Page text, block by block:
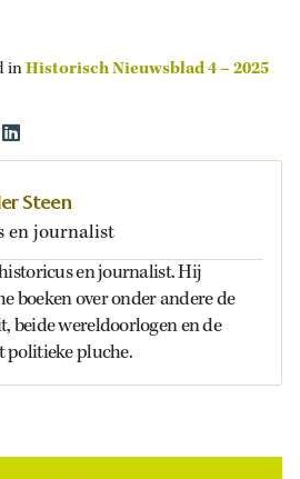
inHistorisch Nieuwsblad 4 – 2025
Steen
en journalist
en journalist. Hij
boeken over onder andere de
beide wereldoorlogen en de
politieke pluche.